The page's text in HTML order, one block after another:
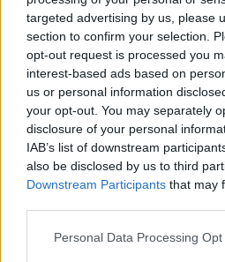
targeted advertising by us, please
section to confirm your selection.
opt-out request is processed you
interest-based ads based on
us or personal information
your opt-out. You may separately
disclosure of your personal
IAB’s list of downstream
also be disclosed by us to third
Downstream Participants that may
Personal Data Processing